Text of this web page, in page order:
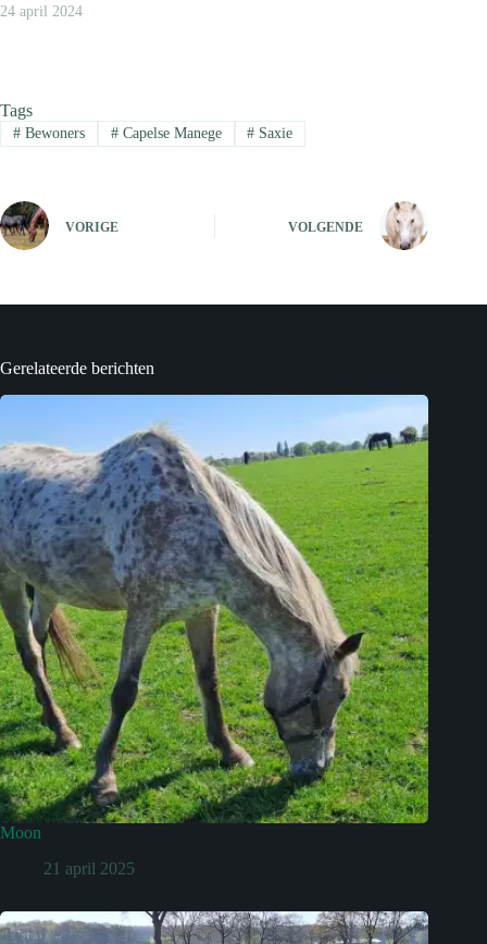
24 april 2024
Tags
#Bewoners #Capelse Manege # Saxie
VORIGE VOLGENDE
Gerelateerde berichten
Moon
21 april 2025